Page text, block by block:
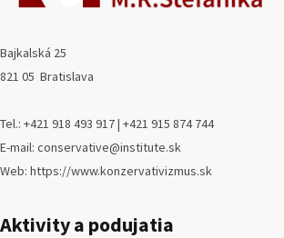
Bajkalská 25
821 05 Bratislava
Tel.: +421 918 493 917 | +421 915 874 744
E-mail: conservative@institute.sk
Web: https://www.konzervativizmus.sk
Aktivity a podujatia